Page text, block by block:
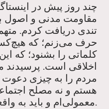
چند روز پیش در
مقاومت مدنی و اصول
تندی دریافت کردم.
حرف می‌زنم؛ که
کلماتی را بشنود؛ که
اخلاقی است.
مردم را به چیزی دعوت
هستم و نه مصلح
معمولی‌ام و باید به واقعیت برگردم.